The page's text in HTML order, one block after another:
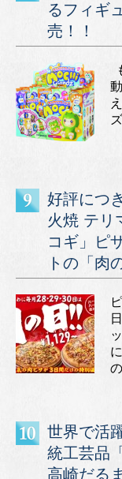
るフィギ
売！！
好評につ
火焼 テリ
コギ」ピ
トの「肉
世界で活
統工芸品
高崎だる